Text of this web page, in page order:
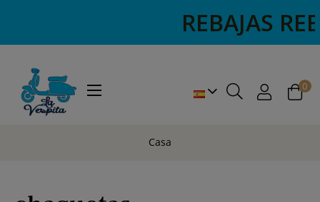
REBAJAS
Navegación
☰ 0
Casa